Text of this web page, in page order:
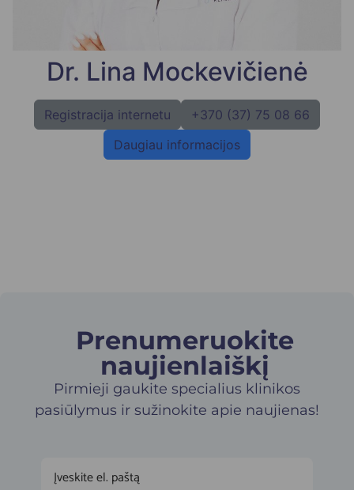
Dr. Lina Mockevičienė
Registracija internetu
+370 (37) 75 08 66
Daugiau informacijos
Prenumeruokite
naujienlaiškį​
Pirmieji gaukite specialius klinikos
pasiūlymus ir sužinokite apie naujienas!